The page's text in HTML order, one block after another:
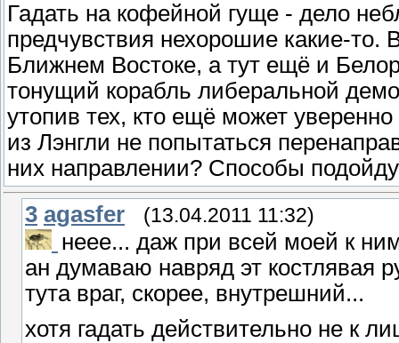
Гадать на кофейной гуще - дело
предчувствия нехорошие какие-
Ближнем Востоке, а тут ещё и
тонущий корабль либеральной
утопив тех, кто ещё может
из Лэнгли не попытаться
них направлении? Способы
3 agasfer (13.04.2011 11:32)
неее... даж при всей моей к
ан думаваю навряд эт костлявая
тута враг, скорее, внутрешний...
хотя гадать действительно не к